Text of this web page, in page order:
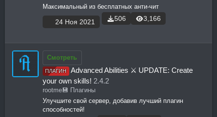
Максимальный из бесплатных анти-чит
24 Ноя 2021 506 3,166
Смотреть
ПЛАГИН
Advanced Abilities ⚔️ UPDATE: Create
your own skills! 2.4.2
rootme💾 Плагины
Улучшите свой сервер, добавив лучший плагин
способностей!